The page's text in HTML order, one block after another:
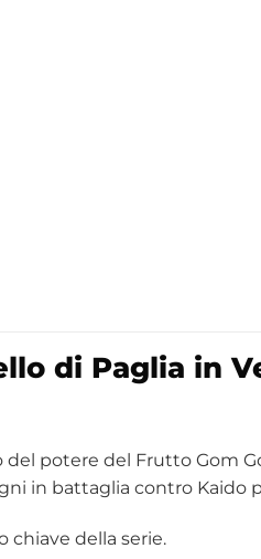
di Paglia in
potere del Frutto Gom
in battaglia contro Kaido
chiave della serie.